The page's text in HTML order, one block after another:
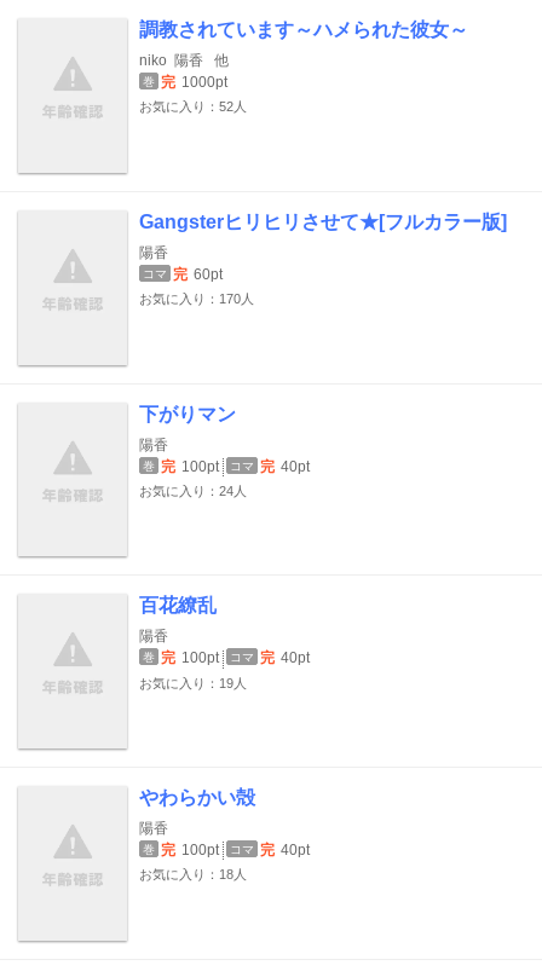
調教されています～ハメられた彼女～
niko 陽香 他
巻 完 1000pt
お気に入り：52人
Gangsterヒリヒリさせて★[フルカラー版]
陽香
コマ 完 60pt
お気に入り：170人
下がりマン
陽香
巻 完 100pt コマ 完 40pt
お気に入り：24人
百花繚乱
陽香
巻 完 100pt コマ 完 40pt
お気に入り：19人
やわらかい殻
陽香
巻 完 100pt コマ 完 40pt
お気に入り：18人